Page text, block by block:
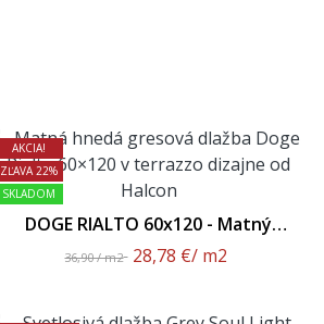
AKCIA!
ZĽAVA 22%
SKLADOM
DOGE RIALTO 60x120 - Matný
Povrch
36,90 / m2 28,78 €/ m2